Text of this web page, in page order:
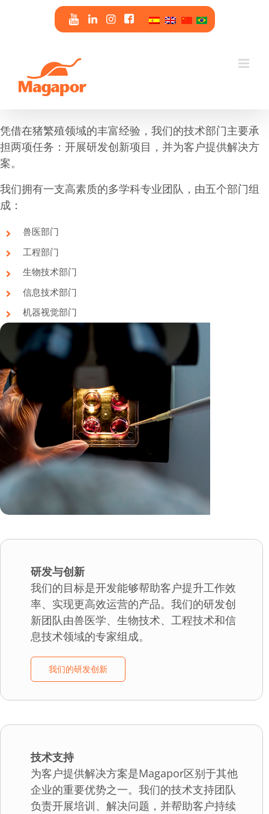
凭借在猪繁殖领域的丰富经验，我们的技术部门主要承
担两项任务：开展研发创新项目，并为客户提供解决方
案。
我们拥有一支高素质的多学科专业团队，由五个部门组
成：
兽医部门
工程部门
生物技术部门
信息技术部门
机器视觉部门
研发与创新
我们的目标是开发能够帮助客户提升工作效
率、实现更高效运营的产品。我们的研发创
新团队由兽医学、生物技术、工程技术和信
息技术领域的专家组成。
我们的研发创新
技术支持
为客户提供解决方案是Magapor区别于其他
企业的重要优势之一。我们的技术支持团队
负责开展培训、解决问题，并帮助客户持续